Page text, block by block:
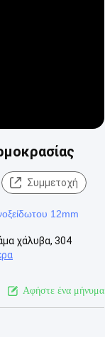
Συμμετοχή
12mm
χάλυβα, 304
Αφήστε ένα μήνυμα